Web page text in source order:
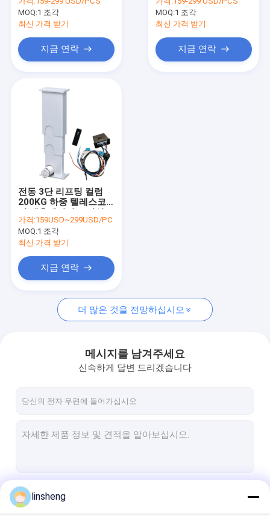
트럭 주차 감지 센서
트럭 후방 시계 카메라 시스템
중심 잠금형 작동기
럼 DC24V
MOQ:1 조각
최신 가격 받기
지금 연락
MOQ:1 조각
최신 가격 받기
지금 연락
전동 3단 리프팅 컬럼
200KG 하중 텔레스코
플랫폼용 24V DC
가격:159USD~299USD/PC
MOQ:1 조각
최신 가격 받기
지금 연락
더 많은 것을 전망하십시오
메시지를 남겨주세요
신속하게 답변 드리겠습니다
linsheng